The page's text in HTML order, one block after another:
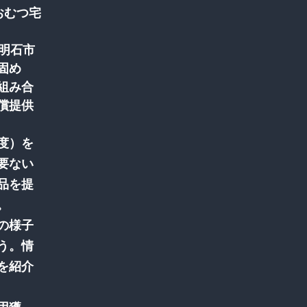
つ宅
石市
め
み合
提供
）を
ない
を提
様子
。情
紹介